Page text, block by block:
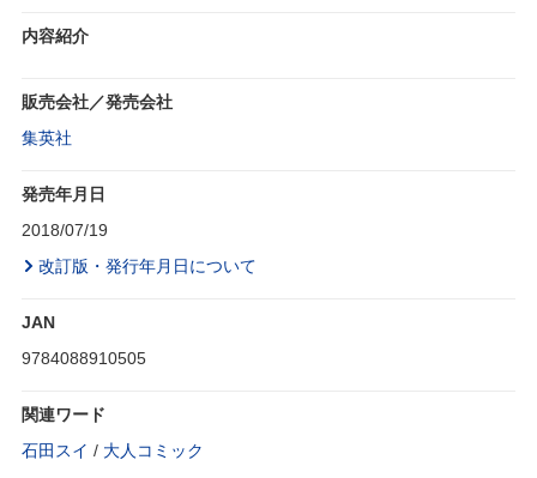
内容紹介
販売会社／発売会社
集英社
発売年月日
2018/07/19
改訂版・発行年月日について
JAN
9784088910505
関連ワード
石田スイ / 大人コミック